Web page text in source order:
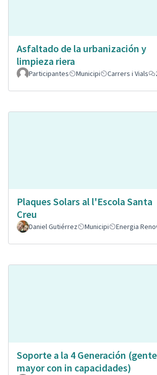
Asfaltado de la urbanización y
limpieza riera
Participantes Municipi Carrers i Vials
Plaques Solars al l'Escola Santa
Creu
Daniel Gutiérrez Municipi Energia
Soporte a la 4 Generación (gente
mayor con in capacidades)